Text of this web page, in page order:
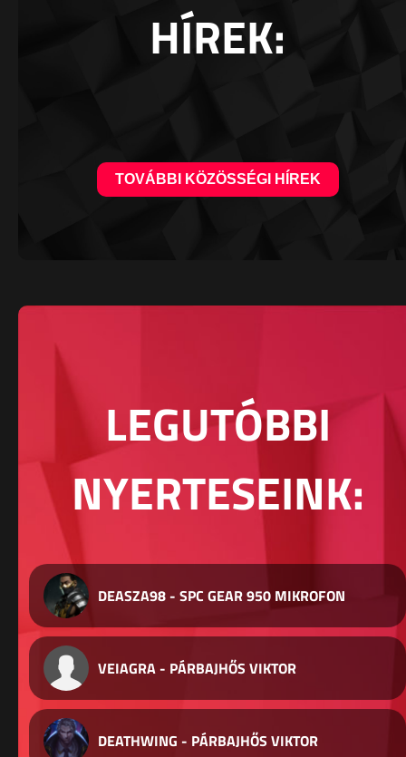
HÍREK:
TOVÁBBI KÖZÖSSÉGI HÍREK
LEGUTÓBBI
NYERTESEINK:
DEASZA98 - SPC GEAR 950 MIKROFON
VEIAGRA - PÁRBAJHŐS VIKTOR
DEATHWING - PÁRBAJHŐS VIKTOR